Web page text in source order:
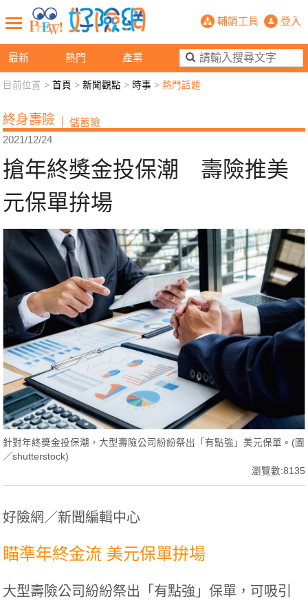
最新 熱門 產業
搶年終獎金投保潮 壽險推美元保
輔銷工具 登入
新聞觀點 業務交流 好險懂生活
退休先準備 好險學堂 輔銷工具 活動專區
目前位置 >首頁 >新聞觀點 > 時事 >熱門話題
終身壽險 儲蓄險
2021/12/24
搶年終獎金投保潮 壽險推美
元保單拚場
針對年終獎金投保潮，大型壽險公司紛紛祭出「有點強」美元保單。(圖
／shutterstock)
瀏覽數:8135
好險網／新聞編輯中心
瞄準年終金流 美元保單拚場
大型壽險公司紛紛祭出「有點強」保單，可吸引